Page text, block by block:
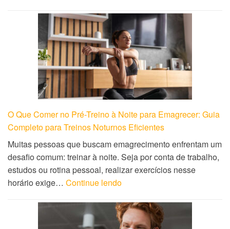
O Que Comer no Pré-Treino à Noite para Emagrecer: Guia
Completo para Treinos Noturnos Eficientes
Muitas pessoas que buscam emagrecimento enfrentam um
desafio comum: treinar à noite. Seja por conta de trabalho,
estudos ou rotina pessoal, realizar exercícios nesse
horário exige… Continue lendo